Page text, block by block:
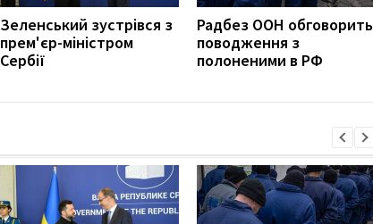
Зеленський зустрівся з
прем'єр-міністром
Сербії
Радбез ООН обговорить
поводження з
полоненими в РФ